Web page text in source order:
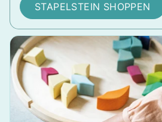
STAPELSTEIN SHOPPEN